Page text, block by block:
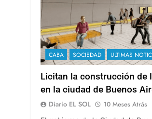
CABA SOCIEDAD ULTIMAS
Licitan la construcción de
en la ciudad de Buenos
Diario EL SOL 10 Meses Atrás